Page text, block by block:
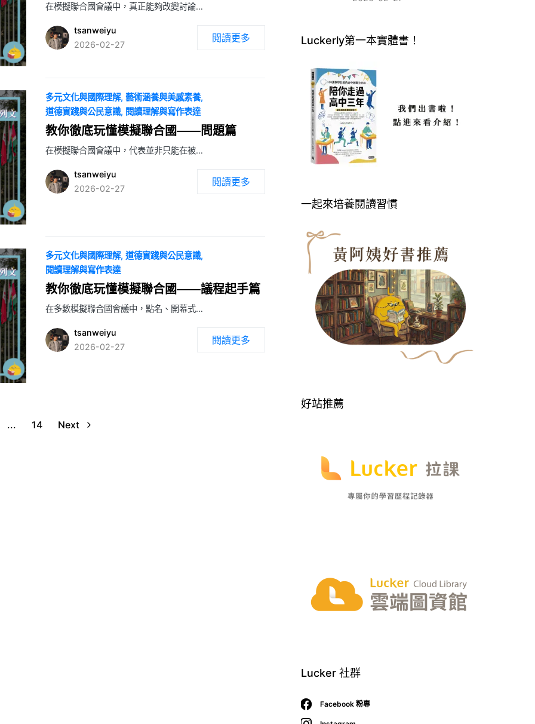
在模擬聯合國會議中，真正能夠改變討論…
tsanweiyu
2026-02-27
閱讀更多
多元文化與國際理解 藝術涵養與美感素養
道德實踐與公民意識 閱讀理解與寫作表達
教你徹底玩懂模擬聯合國——問題篇
在模擬聯合國會議中，代表並非只能在被…
tsanweiyu
2026-02-27
閱讀更多
多元文化與國際理解 道德實踐與公民意識
閱讀理解與寫作表達
教你徹底玩懂模擬聯合國——議程起手篇
在多數模擬聯合國會議中，點名、開幕式…
tsanweiyu
2026-02-27
閱讀更多
... 14 Next
Luckerly第一本實體書！
一起來培養閱讀習慣
好站推薦
Lucker 社群
Facebook 粉專